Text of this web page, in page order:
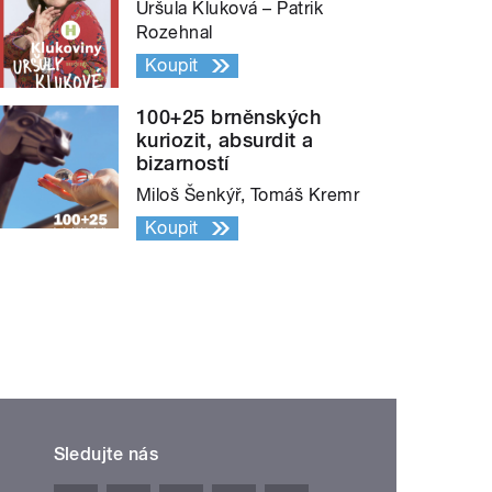
Uršula Kluková – Patrik
Rozehnal
Koupit
100+25 brněnských
kuriozit, absurdit a
bizarností
Miloš Šenkýř, Tomáš Kremr
Koupit
Sledujte nás